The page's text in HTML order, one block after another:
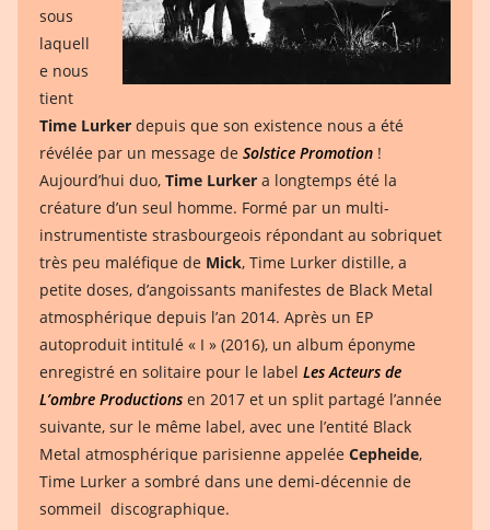
sous
laquell
e nous
tient
Time Lurker depuis que son existence nous a été
révélée par un message de Solstice Promotion !
Aujourd’hui duo, Time Lurker a longtemps été la
créature d’un seul homme. Formé par un multi-
instrumentiste strasbourgeois répondant au sobriquet
très peu maléfique de Mick, Time Lurker distille, a
petite doses, d’angoissants manifestes de Black Metal
atmosphérique depuis l’an 2014. Après un EP
autoproduit intitulé « I » (2016), un album éponyme
enregistré en solitaire pour le label Les Acteurs de
L’ombre Productions en 2017 et un split partagé l’année
suivante, sur le même label, avec une l’entité Black
Metal atmosphérique parisienne appelée Cepheide,
Time Lurker a sombré dans une demi-décennie de
sommeil discographique.